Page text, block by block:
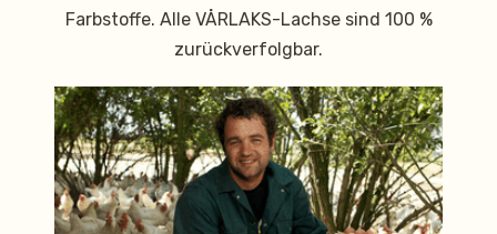
Farbstoffe. Alle VÅRLAKS-Lachse sind 100 %
zurückverfolgbar.